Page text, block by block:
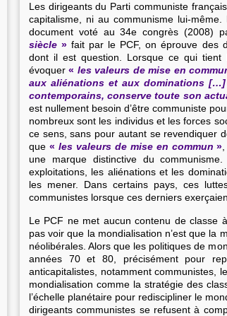
Les dirigeants du Parti communiste
capitalisme, ni au communisme lui-
document voté au 34e congrès (2008)
siècle »fait par le PCF, on éprouve des
dont il est question. Lorsque ce qui
évoquer« les valeurs de mise en
aux aliénations et aux dominations […]
contemporains, conserve toute son
est nullement besoin d’être communiste
nombreux sont les individus et les forces
ce sens, sans pour autant se revendiquer
que « les valeurs de mise en commun »
une marque distinctive du
exploitations, les aliénations et les
les mener. Dans certains pays, ces
communistes lorsque ces derniers
Le PCF ne met aucun contenu de classe
pas voir que la mondialisation n’est que la
néolibérales. Alors que les politiques de
années 70 et 80, précisément pour
anticapitalistes, notamment communistes,
mondialisation comme la stratégie des
l’échelle planétaire pour rediscipliner le
dirigeants communistes se refusent à